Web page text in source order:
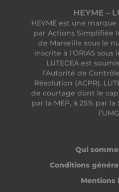
HEYME –
HEYME est une marque
par Actions Simplifiée
de Marseille sous le
inscrite à l’ORIAS sous
LUTECEA est
l’Autorité de
Résolution (ACPR).
de courtage dont le
par la MEP, à 25% par la
Qui
Conditions
Mentions
CookieScriptConsent